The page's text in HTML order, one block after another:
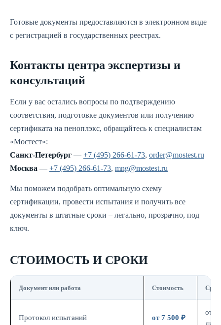
Готовые документы предоставляются в электронном виде
с регистрацией в государственных реестрах.
Контакты центра экспертизы и
консультаций
Если у вас остались вопросы по подтверждению
соответствия, подготовке документов или получению
сертификата на пеноплэкс, обращайтесь к специалистам
«Мостест»:
Санкт-Петербург — +7 (495) 266-61-73, order@mostest.ru
Москва — +7 (495) 266-61-73, mng@mostest.ru
Мы поможем подобрать оптимальную схему
сертификации, провести испытания и получить все
документы в штатные сроки – легально, прозрачно, под
ключ.
СТОИМОСТЬ И СРОКИ
Документ или работа Стоимость Срок
Протокол испытаний от 7 500 ₽
от 7